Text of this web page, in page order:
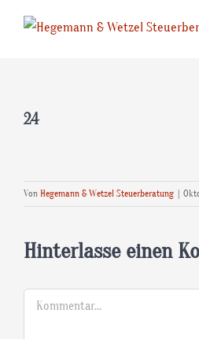
Inhalt
24
Von Hegemann & Wetzel Steuerberatung
Hinterlasse einen
Kommentar